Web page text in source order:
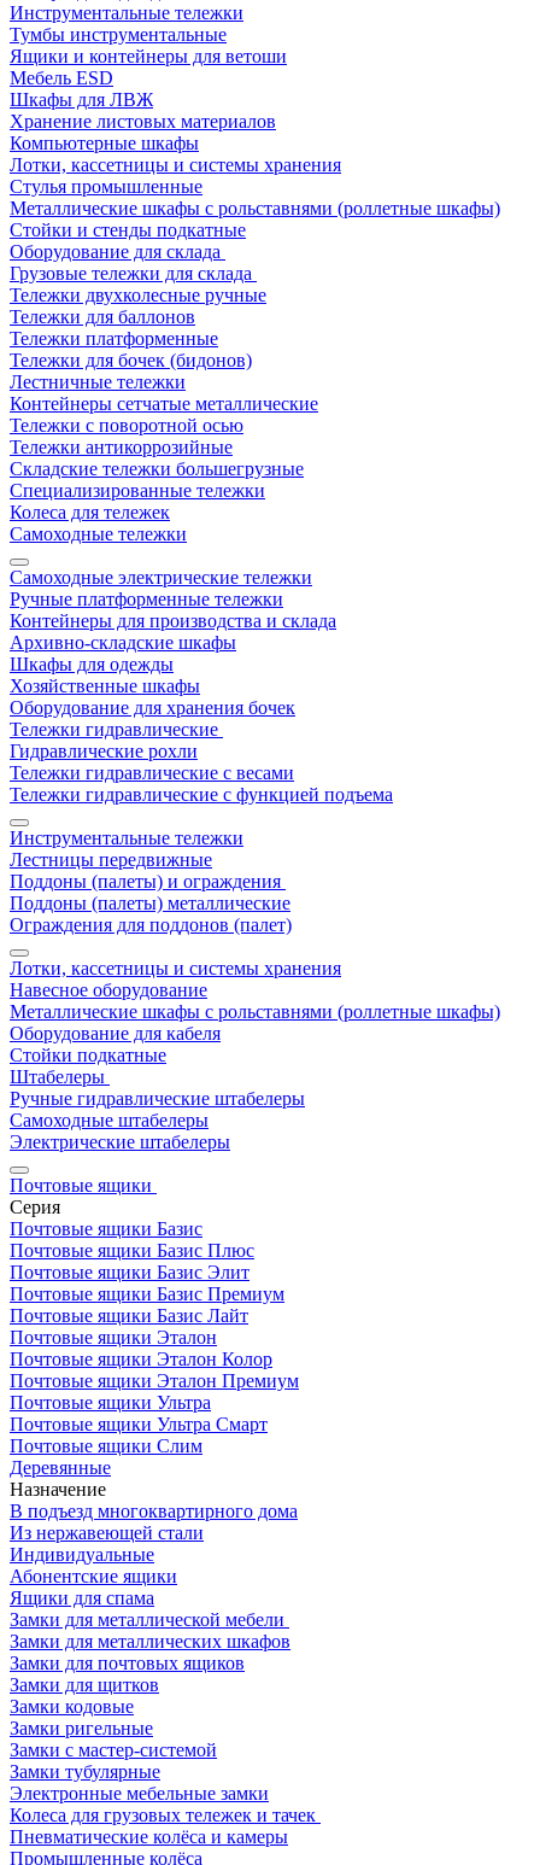
Инструментальные тележки
Тумбы инструментальные
Ящики и контейнеры для ветоши
Мебель ESD
Шкафы для ЛВЖ
Хранение листовых материалов
Компьютерные шкафы
Лотки, кассетницы и системы хранения
Стулья промышленные
Металлические шкафы с рольставнями (роллетные шкафы)
Стойки и стенды подкатные
Оборудование для склада
Грузовые тележки для склада
Тележки двухколесные ручные
Тележки для баллонов
Тележки платформенные
Тележки для бочек (бидонов)
Лестничные тележки
Контейнеры сетчатые металлические
Тележки с поворотной осью
Тележки антикоррозийные
Складские тележки большегрузные
Специализированные тележки
Колеса для тележек
Самоходные тележки
Самоходные электрические тележки
Ручные платформенные тележки
Контейнеры для производства и склада
Архивно-складские шкафы
Шкафы для одежды
Хозяйственные шкафы
Оборудование для хранения бочек
Тележки гидравлические
Гидравлические рохли
Тележки гидравлические с весами
Тележки гидравлические с функцией подъема
Инструментальные тележки
Лестницы передвижные
Поддоны (палеты) и ограждения
Поддоны (палеты) металлические
Ограждения для поддонов (палет)
Лотки, кассетницы и системы хранения
Навесное оборудование
Металлические шкафы с рольставнями (роллетные шкафы)
Оборудование для кабеля
Стойки подкатные
Штабелеры
Ручные гидравлические штабелеры
Самоходные штабелеры
Электрические штабелеры
Почтовые ящики
Серия
Почтовые ящики Базис
Почтовые ящики Базис Плюс
Почтовые ящики Базис Элит
Почтовые ящики Базис Премиум
Почтовые ящики Базис Лайт
Почтовые ящики Эталон
Почтовые ящики Эталон Колор
Почтовые ящики Эталон Премиум
Почтовые ящики Ультра
Почтовые ящики Ультра Смарт
Почтовые ящики Слим
Деревянные
Назначение
В подъезд многоквартирного дома
Из нержавеющей стали
Индивидуальные
Абонентские ящики
Ящики для спама
Замки для металлической мебели
Замки для металлических шкафов
Замки для почтовых ящиков
Замки для щитков
Замки кодовые
Замки ригельные
Замки с мастер-системой
Замки тубулярные
Электронные мебельные замки
Колеса для грузовых тележек и тачек
Пневматические колёса и камеры
Промышленные колёса